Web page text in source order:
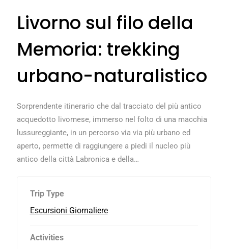
Livorno sul filo della
Memoria: trekking
urbano-naturalistico
Sorprendente itinerario che dal tracciato del più antico
acquedotto livornese, immerso nel folto di una macchia
lussureggiante, in un percorso via via più urbano ed
aperto, permette di raggiungere a piedi il nucleo più
antico della città Labronica e della…
Trip Type
Escursioni Giornaliere
Activities